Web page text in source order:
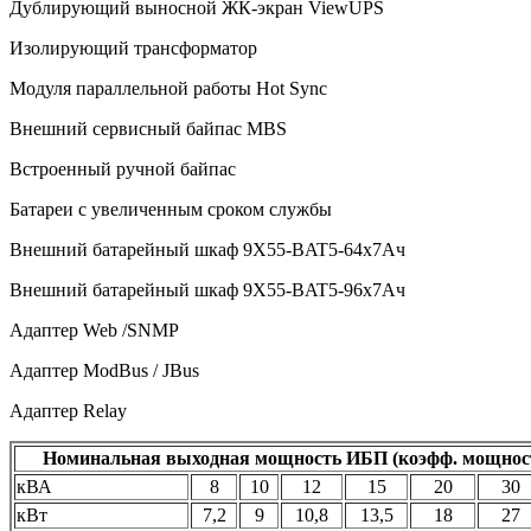
Дублирующий выносной ЖК-экран ViewUPS
Изолирующий трансформатор
Модуля параллельной работы Hot Sync
Внешний сервисный байпас MBS
Встроенный ручной байпас
Батареи с увеличенным сроком службы
Внешний батарейный шкаф 9X55-BAT5-64x7Ач
Внешний батарейный шкаф 9X55-BAT5-96x7Ач
Адаптер Web /SNMP
Адаптер ModBus / JBus
Адаптер Relay
Номинальная выходная мощность ИБП (коэфф.
кВА
8 10 12 15 20 30
кВт
7,2 9 10,8 13,5 18 27